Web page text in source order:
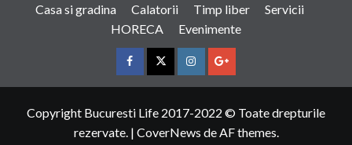
Casa si gradina
Calatorii Timp liber
Servicii
HORECA
Evenimente
FacebookTwitterInstagramGoogle
Copyright Bucuresti Life 2017-2022 © Toate drepturile
rezervate. | CoverNews de AF themes.